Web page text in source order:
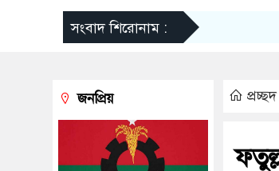
সংবাদ শিরোনাম :
প্রচ্ছদ
জনপ্রিয়